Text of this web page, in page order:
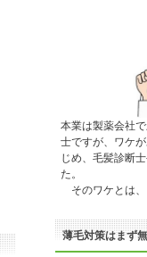
本業は製薬会社
士ですが、ワケ
じめ、毛髪診断
た。
そのワケとは
薄毛対策はまず